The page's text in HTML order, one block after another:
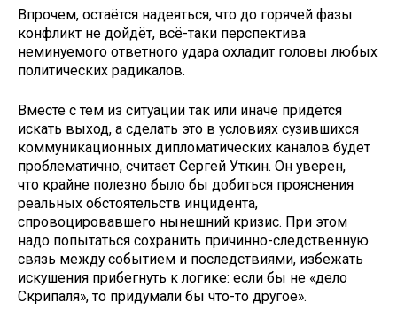
Впрочем, остаётся надеяться, что до горячей фазы
конфликт не дойдёт, всё-таки перспектива
неминуемого ответного удара охладит головы любых
политических радикалов.
Вместе с тем из ситуации так или иначе придётся
искать выход, а сделать это в условиях сузившихся
коммуникационных дипломатических каналов будет
проблематично, считает Сергей Уткин. Он уверен,
что крайне полезно было бы добиться прояснения
реальных обстоятельств инцидента,
спровоцировавшего нынешний кризис. При этом
надо попытаться сохранить причинно-следственную
связь между событием и последствиями, избежать
искушения прибегнуть к логике: если бы не «дело
Скрипаля», то придумали бы что-то другое».